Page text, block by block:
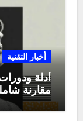
أخبار التقنية
أدلة
مقارنة شاملة